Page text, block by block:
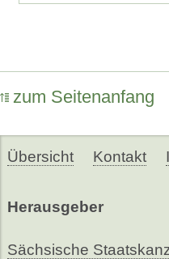
zum Seitenanfang
Übersicht Kontakt
Herausgeber
Sächsische